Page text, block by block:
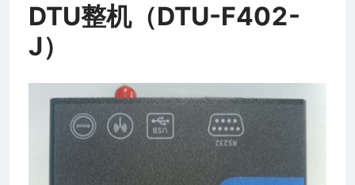
DTU整机（DTU-F402-
J）